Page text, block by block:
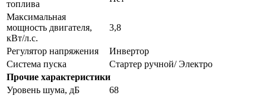
топлива
Максимальная
мощность двигателя,
кВт/л.с.
3,8
Регулятор напряжения
Инвертор
Система пуска
Стартер ручной/ Электро
Прочие характеристики
Уровень шума, дБ
68